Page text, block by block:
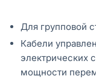
Для групповой
Кабели
электрических
мощности